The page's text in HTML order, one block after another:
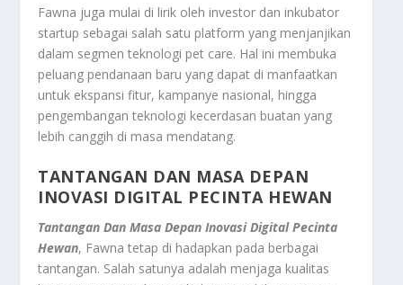
Fawna juga mulai di lirik oleh investor dan inkubator
startup sebagai salah satu platform yang menjanjikan
dalam segmen teknologi pet care. Hal ini membuka
peluang pendanaan baru yang dapat di manfaatkan
untuk ekspansi fitur, kampanye nasional, hingga
pengembangan teknologi kecerdasan buatan yang
lebih canggih di masa mendatang.
TANTANGAN DAN MASA DEPAN
INOVASI DIGITAL PECINTA HEWAN
Tantangan Dan Masa Depan Inovasi Digital Pecinta
Hewan, Fawna tetap di hadapkan pada berbagai
tantangan. Salah satunya adalah menjaga kualitas